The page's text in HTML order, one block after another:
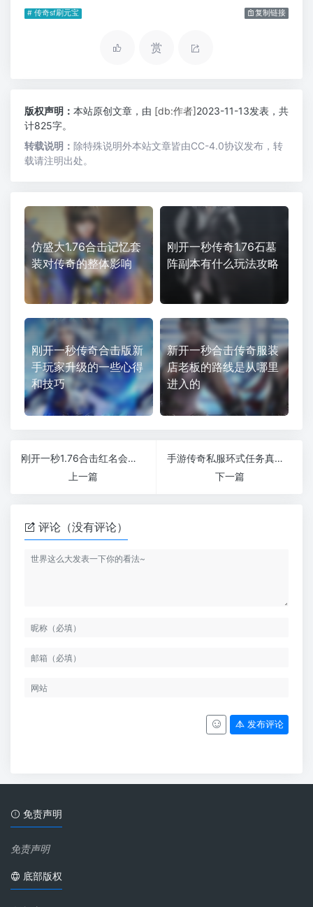
# 传奇sf刷元宝 复制链接
赏
版权声明： 本站原创文章，由 [db:作者]2023-11-13发表，共
计825字。
转载说明： 除特殊说明外本站文章皆由CC-4.0协议发布，转
载请注明出处。
仿盛大1.76合击记忆套
装对传奇的整体影响
刚开一秒传奇1.76石墓
阵副本有什么玩法攻略
刚开一秒传奇合击版新
手玩家升级的一些心得
和技巧
新开一秒合击传奇服装
店老板的路线是从哪里
进入的
刚开一秒1.76合击红名会招人罪恶多
上一篇
手游传奇私服环式任务真的很麻烦吗？有办法解决吗？
下一篇
评论（没有评论）
发布评论
免责声明
免责声明
底部版权